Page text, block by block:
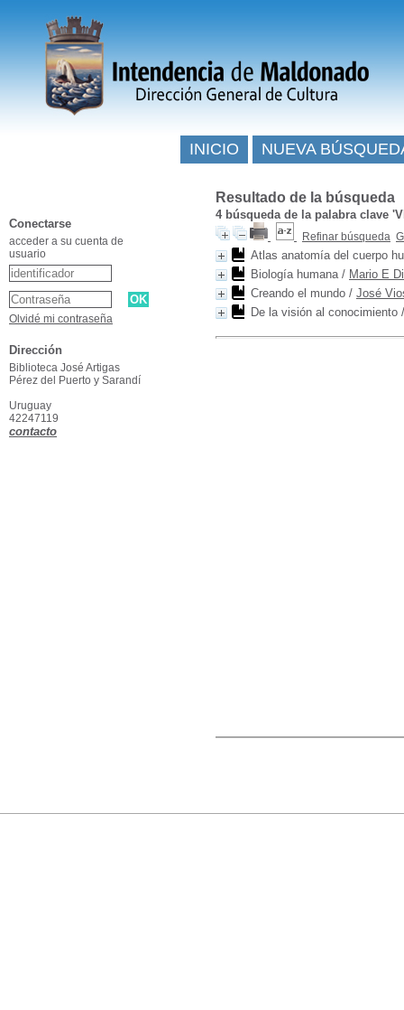
Resultado de la búsqueda
4búsqueda de la palabra clave
Refinar búsqueda
Atlas anatomía del cuerpo
Biología humana/ Mario E
Creando el mundo / José
De la visión al conocimiento
INICIO NUEVA
Conectarse
acceder a su cuenta de
usuario
Olvidé mi contraseña
Dirección
Biblioteca José Artigas
Pérez del Puerto y Sarandí
Uruguay
42247119
contacto